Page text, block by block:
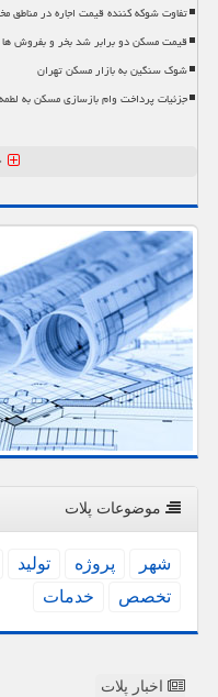
تفاوت شوکه کننده قیمت اجاره در مناطق
قیمت مسکن دو برابر شد بخر و بفروش
شوک سنگین به بازار مسکن تهران
جزئیات پرداخت وام بازسازی مسکن به
موضوعات پلات
شهر پروژه تولید
تخصص
خدمات
اخبار پلات